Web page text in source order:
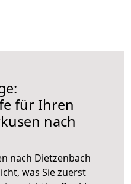
für Ihren
nach
nach Dietzenbach
was Sie zuerst